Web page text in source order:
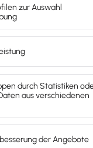
für die
Akademie